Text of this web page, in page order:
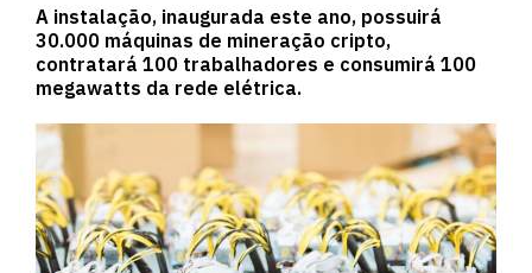
A instalação, inaugurada este ano, possuirá
30.000 máquinas de mineração cripto,
contratará 100 trabalhadores e consumirá 100
megawatts da rede elétrica.